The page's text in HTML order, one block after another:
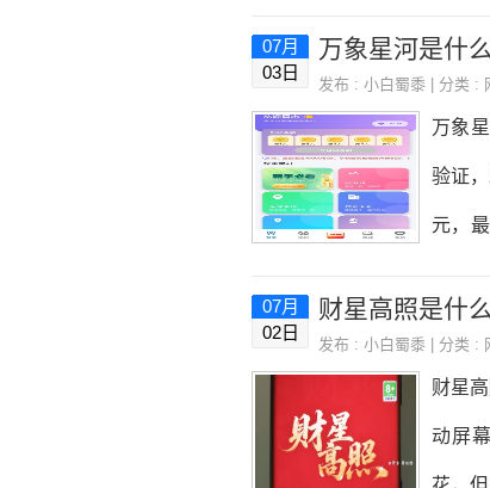
到，
07月
03日
万象星河是什
发布 : 小白蜀黍 | 分类 :
万象
验证
元，
07月
02日
财星高照是什
发布 : 小白蜀黍 | 分类 :
财星
动屏